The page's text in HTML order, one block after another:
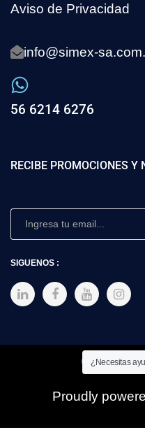
Aviso de Privacidad
info@simex-
56 6214 6276
RECIBE PROMOCIONES Y
SIGUENOS :
Copyright
Proudly
¿Necesitas